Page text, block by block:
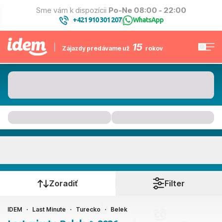
Sme vám k dispozícii Po-Ne 08:00 - 22:00
+421 910 301 207| WhatsApp
Zájazdy predávame už 15 rokov
Kedy cestujete?
Ako cestujete?
Zoradiť Filter
IDEM Last Minute Turecko Belek